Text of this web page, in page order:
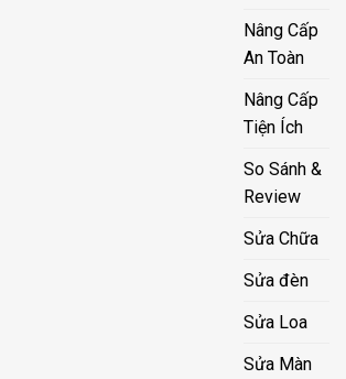
Nâng Cấp
An Toàn
Nâng Cấp
Tiện Ích
So Sánh &
Review
Sửa Chữa
Sửa đèn
Sửa Loa
Sửa Màn